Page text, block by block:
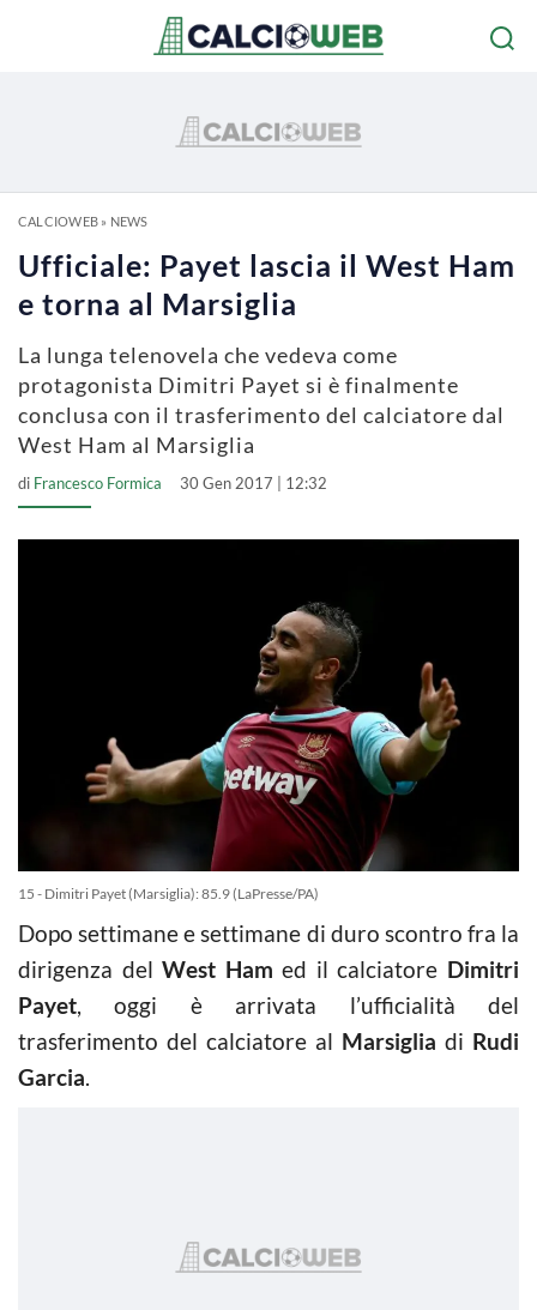
CALCIOWEB» NEWS
Ufficiale: Payet lascia il West Ham
e torna al Marsiglia
La lunga telenovela che vedeva come
protagonista Dimitri Payet si è finalmente
conclusa con il trasferimento del calciatore dal
West Ham al Marsiglia
di Francesco Formica 30 Gen 2017 | 12:32
15 - Dimitri Payet (Marsiglia): 85.9 (LaPresse/PA)
Dopo settimane e settimane di duro scontro fra la
dirigenza delWest Ham ed il calciatore Dimitri
Payet, oggi è arrivata l’ufficialità del
trasferimento del calciatore al Marsiglia di Rudi
Garcia.